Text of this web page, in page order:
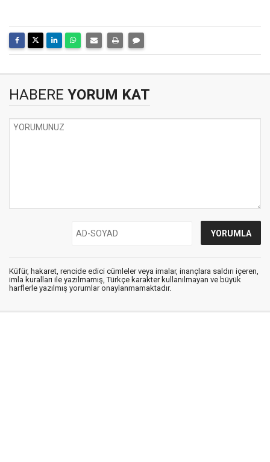
HABERE YORUM KAT
Küfür, hakaret, rencide edici cümleler veya imalar, inançlara saldırı içeren,
imla kuralları ile yazılmamış, Türkçe karakter kullanılmayan ve büyük
harflerle yazılmış yorumlar onaylanmamaktadır.